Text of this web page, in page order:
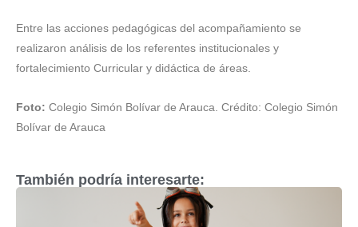
Entre las acciones pedagógicas del acompañamiento se
realizaron análisis de los referentes institucionales y
fortalecimiento Curricular y didáctica de áreas.
Foto: Colegio Simón Bolívar de Arauca. Crédito: Colegio Simón
Bolívar de Arauca
También podría interesarte: